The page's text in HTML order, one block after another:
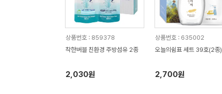
상품번호 : 859378
착한버블 친환경 주방섬유 2종
2,030원
상품번호 : 635002
오늘의쉼표 세트 39호(2종)
2,700원